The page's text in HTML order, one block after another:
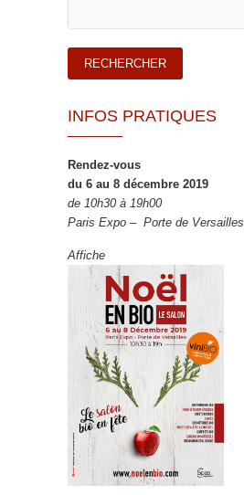
INFOS PRATIQUES
Rendez-vous
du 6 au 8 décembre 2019
de 10h30 à 19h00
Paris Expo – Porte de Versailles
Affiche